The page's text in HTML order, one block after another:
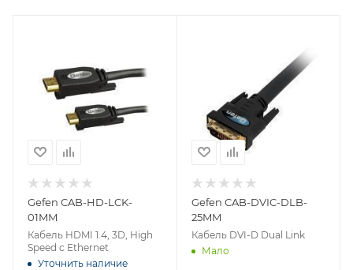
Gefen CAB-HD-LCK-
01MM
Кабель HDMI 1.4, 3D, High
Speed c Ethernet
Уточнить наличие
Gefen CAB-DVIC-DLB-
25MM
Кабель DVI-D Dual Link
Мало